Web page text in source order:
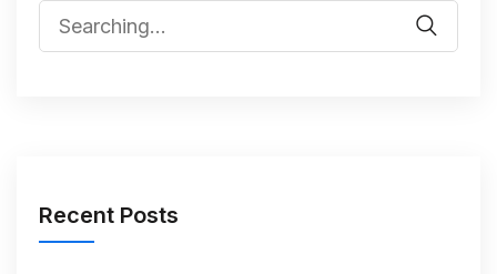
Recent Posts